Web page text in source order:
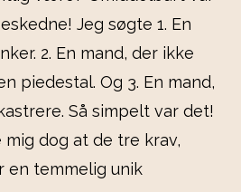
Jeg søgte 1. En
2. En mand, der ikke
piedestal. Og 3. En mand,
Så simpelt var det!
dog at de tre krav,
en temmelig unik